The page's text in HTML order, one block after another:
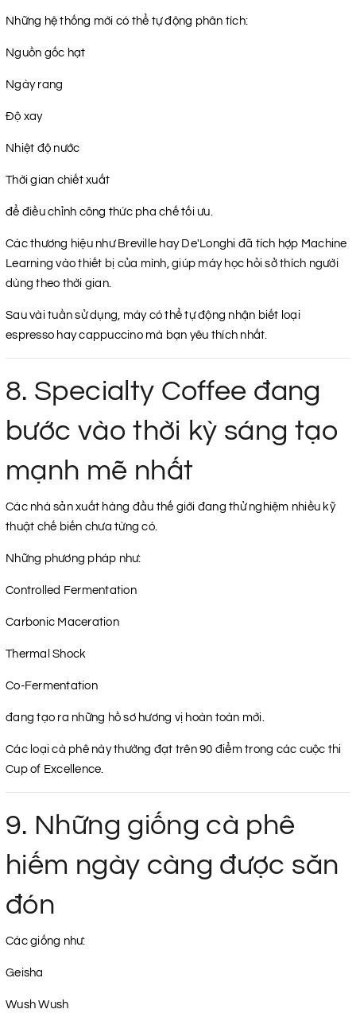
Những hệ thống mới có thể tự động phân tích:
Nguồn gốc hạt
Ngày rang
Độ xay
Nhiệt độ nước
Thời gian chiết xuất
để điều chỉnh công thức pha chế tối ưu.
Các thương hiệu như Breville hay De'Longhi đã tích hợp Machine
Learning vào thiết bị của mình, giúp máy học hỏi sở thích người
dùng theo thời gian.
Sau vài tuần sử dụng, máy có thể tự động nhận biết loại
espresso hay cappuccino mà bạn yêu thích nhất.
8. Specialty Coffee đang
bước vào thời kỳ sáng tạo
mạnh mẽ nhất
Các nhà sản xuất hàng đầu thế giới đang thử nghiệm nhiều kỹ
thuật chế biến chưa từng có.
Những phương pháp như:
Controlled Fermentation
Carbonic Maceration
Thermal Shock
Co-Fermentation
đang tạo ra những hồ sơ hương vị hoàn toàn mới.
Các loại cà phê này thường đạt trên 90 điểm trong các cuộc thi
Cup of Excellence.
9. Những giống cà phê
hiếm ngày càng được săn
đón
Các giống như:
Geisha
Wush Wush